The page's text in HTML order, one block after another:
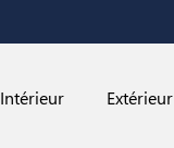
Intérieur Extérieur